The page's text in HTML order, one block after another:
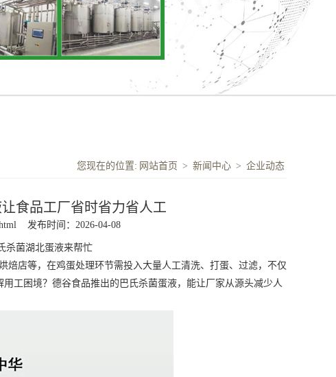
您现在的位置: 网站首页 > 新闻中心 > 企业动态
食品工厂省时省力省人工
发布时间：2026-04-08
杀菌湖北蛋液来帮忙
店等，在鸡蛋处理环节需投入大量人工清洗、打蛋、过滤，不仅
工困境？德谷食品推出的巴氏杀菌蛋液，能让厂家从源头减少人